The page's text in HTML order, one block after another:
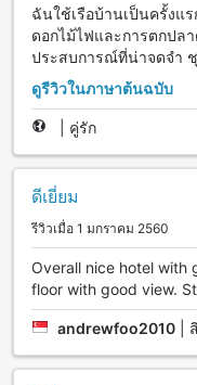
ฉันใช้เรือบ้านเป็นครั้งแ
ดอกไม้ไฟและการตกปล
ประสบการณ์ที่น่าจดจำ
ดูรีวิวในภาษาต้นฉบับ
คู่รัก
ดีเยี่ยม
รีวิวเมื่อ 1 มกราคม 2560
Overall nice hotel with
floor with good view.
andrewfoo2010